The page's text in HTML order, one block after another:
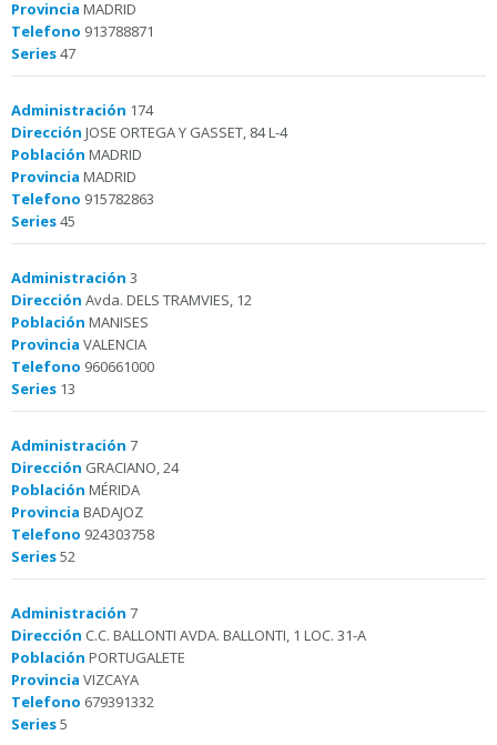
Provincia MADRID
Telefono 913788871
Series47
Administración 174
Dirección JOSE ORTEGA Y GASSET, 84 L-4
Población MADRID
Provincia MADRID
Telefono 915782863
Series45
Administración 3
Dirección Avda. DELS TRAMVIES, 12
Población MANISES
Provincia VALENCIA
Telefono 960661000
Series 13
Administración 7
Dirección GRACIANO, 24
Población MÉRIDA
Provincia BADAJOZ
Telefono 924303758
Series52
Administración 7
Dirección C.C. BALLONTI AVDA. BALLONTI, 1 LOC. 31-A
Población PORTUGALETE
Provincia VIZCAYA
Telefono 679391332
Series5